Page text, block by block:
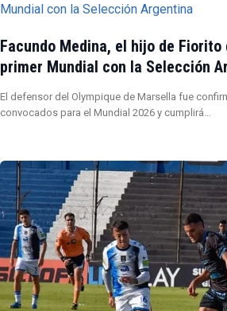
Facundo Medina, el hijo de Fiorito
primer Mundial con la Selección
El defensor del Olympique de Marsella fue
convocados para el Mundial 2026 y cumplirá…